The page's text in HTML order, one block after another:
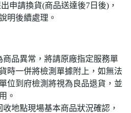
請換貨(商品送達後7日後)，
明後續處理。
品異常，將請原廠指定服務單
時一併將檢測單據附上，如無法
位到府檢測將視為良品退貨，並
。
地點現場基本商品狀況確認，